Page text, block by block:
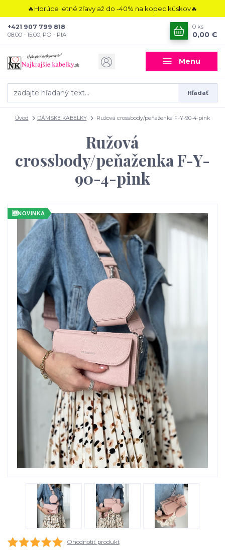
🔥Horúce letné zľavy až do -40% na kopec kúskov🔥
Menu
Hľadať
+421 907 799 818
08:00 - 15:00, PO - PIA
0 ks
0,00 €
Úvod DÁMSKE KABELKY Ružová crossbody/peňaženka F-Y-90-4-pink
Ružová
crossbody/peňaženka F-Y-
90-4-pink
Ohodnotiť produkt
🆕NOVINKA